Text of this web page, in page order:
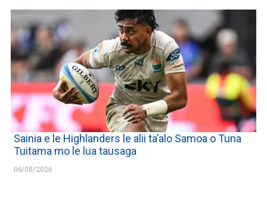
Sainia e le Highlanders le alii ta’alo Samoa o Tuna
Tuitama mo le lua tausaga
06/08/2026